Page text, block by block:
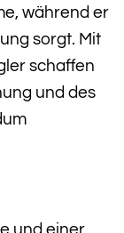
während er
sorgt. Mit
schaffen
und des